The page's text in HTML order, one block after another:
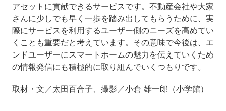
アセットに貢献できるサービスです。不動産会社や大家
さんに少しでも早く一歩を踏み出してもらうために、実
際にサービスを利用するユーザー側のニーズを高めてい
くことも重要だと考えています。その意味で今後は、エ
ンドユーザーにスマートホームの魅力を伝えていくため
の情報発信にも積極的に取り組んでいくつもりです。
取材・文／太田百合子、撮影／小倉 雄一郎（小学館）